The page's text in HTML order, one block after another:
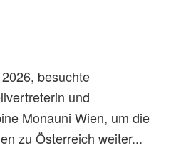
besuchte
und
Monauni Wien, um die
zu Österreich weiter...